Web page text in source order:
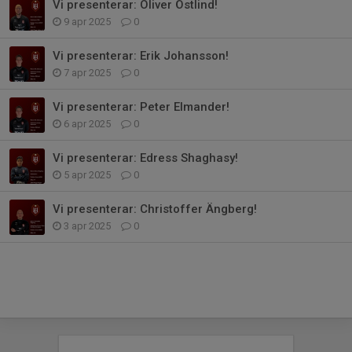
Vi presenterar: Oliver Östlind!
9 apr 2025 0
Vi presenterar: Erik Johansson!
7 apr 2025 0
Vi presenterar: Peter Elmander!
6 apr 2025 0
Vi presenterar: Edress Shaghasy!
5 apr 2025 0
Vi presenterar: Christoffer Ängberg!
3 apr 2025 0